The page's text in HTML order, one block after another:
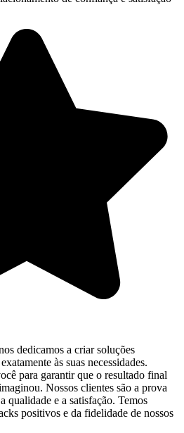
dedicamos a criar soluções
às suas necessidades.
para garantir que o resultado final
Nossos clientes são a prova
qualidade e a satisfação. Temos
positivos e da fidelidade de nossos